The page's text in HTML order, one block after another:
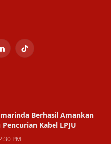
LinkedInTikTok
Berhasil Amankan
Pencurian Kabel LPJU
PM